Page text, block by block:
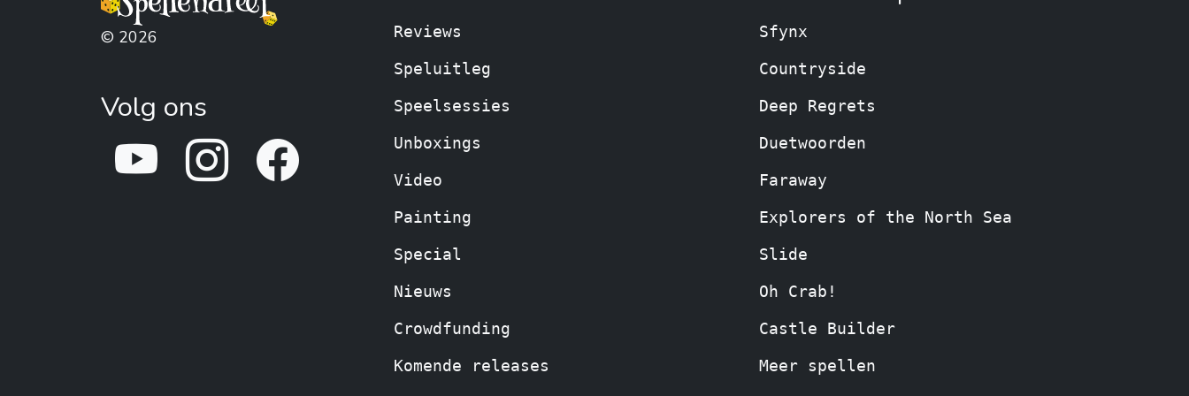
© 2026
Volg ons
Reviews
Speluitleg
Speelsessies
Unboxings
Video
Painting
Special
Nieuws
Crowdfunding
Komende releases
Sfynx
Countryside
Deep Regrets
Duetwoorden
Faraway
Explorers of the North Sea
Slide
Oh Crab!
Castle Builder
Meer spellen